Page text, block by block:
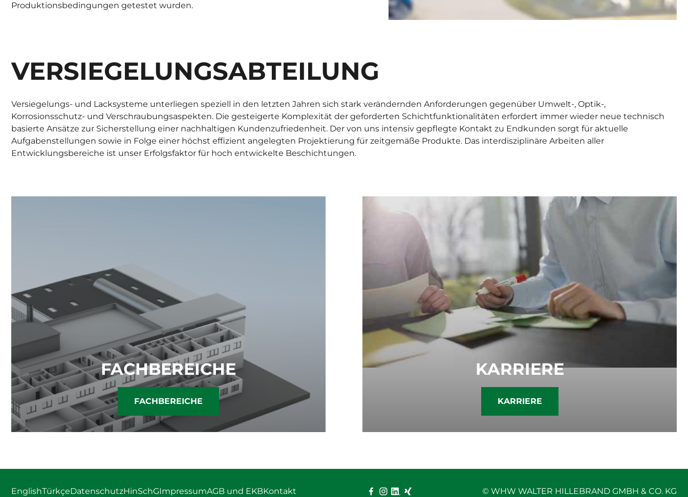
Produktionsbedingungen getestet wurden.
VERSIEGELUNGSABTEILUNG
Versiegelungs- und Lacksysteme unterliegen speziell in den letzten Jahren sich stark verändernden Anforderungen gegenüber Umwelt-, Optik-,
Korrosionsschutz- und Verschraubungsaspekten. Die gesteigerte Komplexität der geforderten Schichtfunktionalitäten erfordert immer wieder neue technisch
basierte Ansätze zur Sicherstellung einer nachhaltigen Kundenzufriedenheit. Der von uns intensiv gepflegte Kontakt zu Endkunden sorgt für aktuelle
Aufgabenstellungen sowie in Folge einer höchst effizient angelegten Projektierung für zeitgemäße Produkte. Das interdisziplinäre Arbeiten aller
Entwicklungsbereiche ist unser Erfolgsfaktor für hoch entwickelte Beschichtungen.
FACHBEREICHE
FACHBEREICHE
KARRIERE
KARRIERE
EnglishTürkçeDatenschutzHinSchGImpressumAGB und EKBKontakt © WHW WALTER HILLEBRAND GMBH & CO. KG